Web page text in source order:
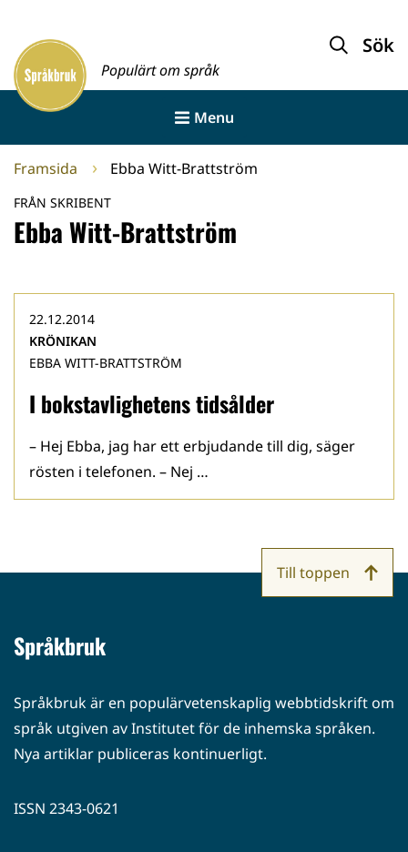
innehållet
Framsida
Populärt om språk
Sök
Menu
Framsida Ebba Witt-Brattström
FRÅN SKRIBENT
Ebba Witt-Brattström
I bokstavlighetens tidsålder
22.12.2014
KRÖNIKAN
EBBA WITT-BRATTSTRÖM
– Hej Ebba, jag har ett erbjudande till dig, säger
rösten i telefonen. – Nej …
Språkbruk
Språkbruk är en populärvetenskaplig webbtidskrift om
språk utgiven av Institutet för de inhemska språken.
Nya artiklar publiceras kontinuerligt.
ISSN 2343-0621
Till toppen